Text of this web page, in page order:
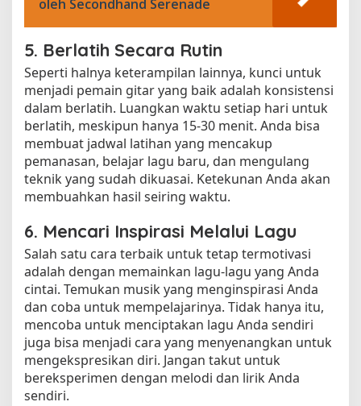
oleh Secondhand Serenade
5. Berlatih Secara Rutin
Seperti halnya keterampilan lainnya, kunci untuk
menjadi pemain gitar yang baik adalah konsistensi
dalam berlatih. Luangkan waktu setiap hari untuk
berlatih, meskipun hanya 15-30 menit. Anda bisa
membuat jadwal latihan yang mencakup
pemanasan, belajar lagu baru, dan mengulang
teknik yang sudah dikuasai. Ketekunan Anda akan
membuahkan hasil seiring waktu.
6. Mencari Inspirasi Melalui Lagu
Salah satu cara terbaik untuk tetap termotivasi
adalah dengan memainkan lagu-lagu yang Anda
cintai. Temukan musik yang menginspirasi Anda
dan coba untuk mempelajarinya. Tidak hanya itu,
mencoba untuk menciptakan lagu Anda sendiri
juga bisa menjadi cara yang menyenangkan untuk
mengekspresikan diri. Jangan takut untuk
bereksperimen dengan melodi dan lirik Anda
sendiri.